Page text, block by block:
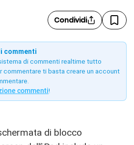
Condividi
commenti
di commenti realtime tutto
commentare ti basta creare un account
commenti!
di blocco